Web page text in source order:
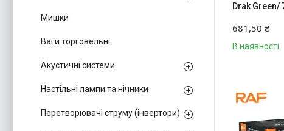
Drak Green/
681,50 ₴
В наявності
Мишки
Ваги торговельні
Акустичні системи
Настільні лампи та нічники
Перетворювачі струму (інвертори)